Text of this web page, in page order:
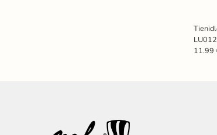
11.99